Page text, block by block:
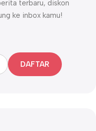
terbaru, diskon
ke inbox kamu!
DAFTAR